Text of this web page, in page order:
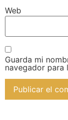
Web
Guarda mi
navegador para